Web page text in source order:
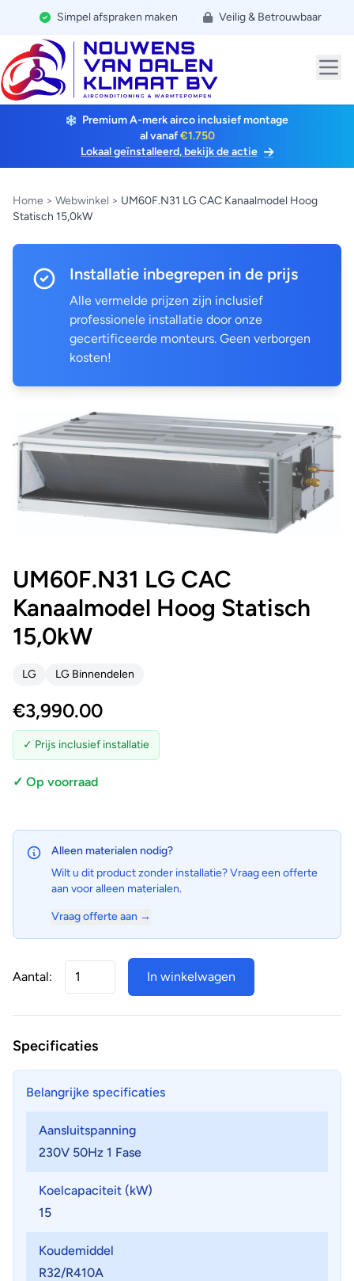
Simpel afspraken maken Veilig & Betrouwbaar
Premium A-merk airco inclusief montage
al vanaf€1.750
Lokaal geïnstalleerd, bekijk de actie
Home > Webwinkel > UM60F.N31 LG CAC Kanaalmodel Hoog
Statisch 15,0kW
Installatie inbegrepen in de prijs
Alle vermelde prijzen zijn inclusief
professionele installatie door onze
gecertificeerde monteurs. Geen verborgen
kosten!
UM60F.N31 LG CAC
Kanaalmodel Hoog Statisch
15,0kW
LG LG Binnendelen
€3,990.00
✓ Prijs inclusief installatie
✓ Op voorraad
Alleen materialen nodig?
Wilt u dit product zonder installatie? Vraag een offerte
aan voor alleen materialen.
Vraag offerte aan →
Aantal: In winkelwagen
Specificaties
Belangrijke specificaties
Aansluitspanning
230V 50Hz 1 Fase
Koelcapaciteit (kW)
15
Koudemiddel
R32/R410A